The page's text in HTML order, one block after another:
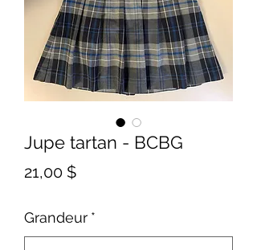
Jupe tartan - BCBG
21,00 $Prix
Grandeur *